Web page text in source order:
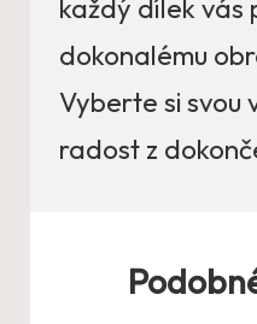
každý dílek vás
dokonalému
Vyberte si svou
radost z